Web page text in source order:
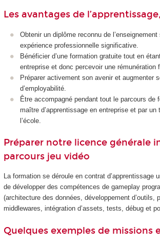
Les avantages de
Obtenir un diplôme reconnu de
expérience professionnelle significative.
Bénéficier d’une formation gratuite tout en
entreprise et donc percevoir une rémunération
Préparer activement son avenir et augmenter
d’employabilité.
Être accompagné pendant tout le parcours de
maître d’apprentissage en entreprise et par un
l’école.
Préparer notre licence générale
parcours jeu vidéo
La formation se déroule en contrat d’apprentissage
de développer des compétences de gameplay
(architecture des données, développement d’outils,
middlewares, intégration d’assets, tests, débug et
Quelques exemples de missions